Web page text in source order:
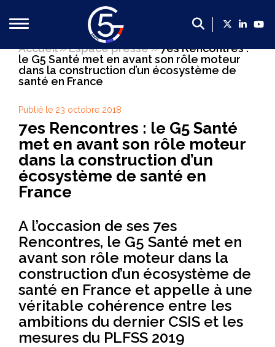
Qui sommes-nous ?
Présentation des dirigeants
Un poids économique majeur
Les membres du G5 santé
Contact
Propositions du G5 Santé, 2022-2027 : mettre la
Faire de la France le leader européen de l’innovation en
Créer un cadre plus favorable en soutien de la
Améliorer l’accès aux produits innovants
Concrétiser la dimension stratégique de la filière santé
Le livre blanc du G5 Santé 2017-2022
Accueil»Espace presse»7es Rencontres :
le G5 Santé met en avant son rôle moteur
dans la construction d’un écosystème de
santé en France
Publié le 23 octobre 2018
7es Rencontres : le G5 Santé
met en avant son rôle moteur
dans la construction d’un
écosystème de santé en
France
A l’occasion de ses 7es
Rencontres, le G5 Santé met en
avant son rôle moteur dans la
construction d’un écosystème de
santé en France et appelle à une
véritable cohérence entre les
ambitions du dernier CSIS et les
mesures du PLFSS 2019